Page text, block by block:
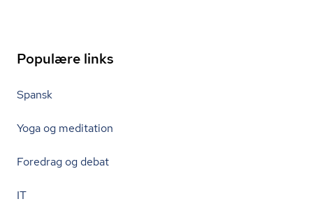
Populære links
Spansk
Yoga og meditation
Foredrag og debat
IT